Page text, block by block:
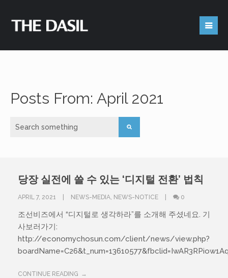
Posts From: April 2021
당장 실전에 쓸 수 있는 ‘디지털 전환’ 법칙
APRIL 7, 2021 NEWS-MEDIA, NEWS-NOTICE 0
조선비즈에서 “디지털로 생각하라”를 소개해 주셨네요. 기
사보러가기:
http://economychosun.com/client/news/view.php?
CONTINUE READING
Feel free to contact us
4450 University Dr. Room 227 (Office# 239D)